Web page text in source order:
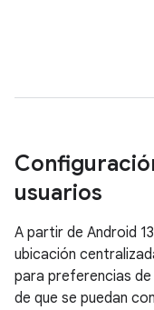
usuarios
A partir de Android
ubicación
para preferencias
de que se puedan